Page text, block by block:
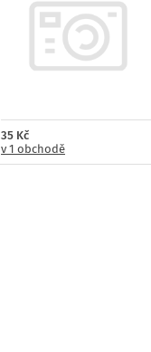
35 Kč
v 1 obchodě